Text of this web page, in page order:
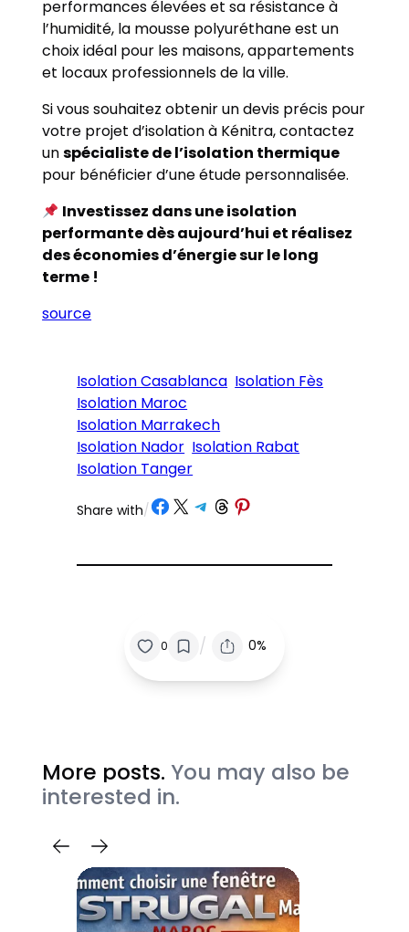
performances élevées et sa résistance à
l’humidité, la mousse polyuréthane est un
choix idéal pour les maisons, appartements
et locaux professionnels de la ville.
Si vous souhaitez obtenir un devis précis pour
votre projet d’isolation à Kénitra, contactez
unspécialiste de l’isolation thermique
pour bénéficier d’une étude personnalisée.
Investissez dans une isolation
performante dès aujourd’hui et réalisez
des économies d’énergie sur le long
terme !
source
Isolation Casablanca Isolation Fès
Isolation Maroc
Isolation Marrakech
Isolation Nador Isolation Rabat
Isolation Tanger
Share with/ Partager sur Facebook
Partager sur X Partager sur Telegram
Partager sur Threads
Partager sur Pinterest
0 / 0%
More posts. You may also be
interested in.